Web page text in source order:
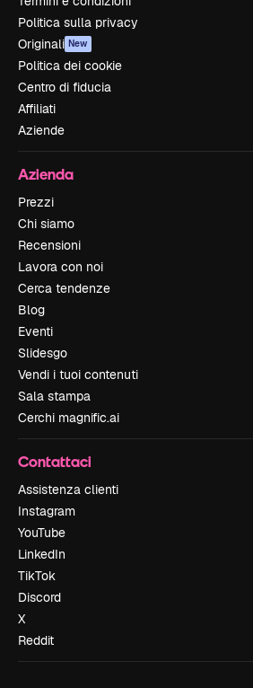
Politica sulla privacy
Originali New
Politica dei cookie
Centro di fiducia
Affiliati
Aziende
Azienda
Prezzi
Chi siamo
Recensioni
Lavora con noi
Cerca tendenze
Blog
Eventi
Slidesgo
Vendi i tuoi contenuti
Sala stampa
Cerchi magnific.ai
Contattaci
Assistenza clienti
Instagram
YouTube
LinkedIn
TikTok
Discord
X
Reddit